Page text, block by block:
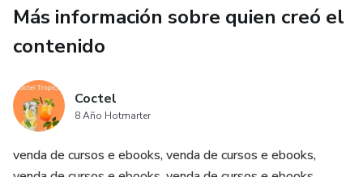
Más información sobre quien creó el
contenido
Coctel
8 Año Hotmarter
venda de cursos e ebooks, venda de cursos e ebooks,